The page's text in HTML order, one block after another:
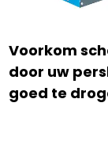
Voorkom
door uw
goed te